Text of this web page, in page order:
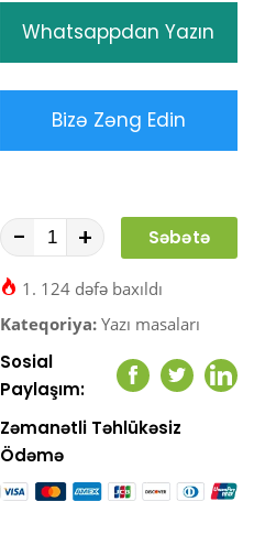
Whatsappdan Yazın
Bizə Zəng Edin
- +
Səbətə
1. 124 dəfə baxıldı
Kateqoriya: Yazı masaları
Sosial
Paylaşım:
Facebook
Twitter
Zəmanətli Təhlükəsiz
Ödəmə